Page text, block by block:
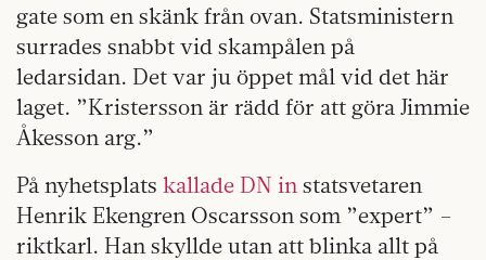
gate som en skänk från ovan. Statsministern
surrades snabbt vid skampålen på
ledarsidan. Det var ju öppet mål vid det här
laget. ”Kristersson är rädd för att göra Jimmie
Åkesson arg.”
På nyhetsplats kallade DN in statsvetaren
Henrik Ekengren Oscarsson som ”expert” –
riktkarl. Han skyllde utan att blinka allt på